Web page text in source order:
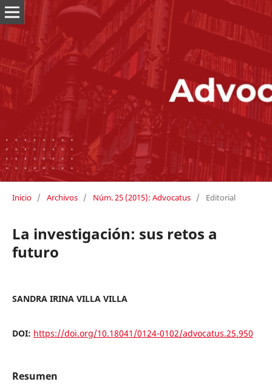
Inicio / Archivos / Núm. 25 (2015): Advocatus / Editorial
La investigación: sus retos a
futuro
SANDRA IRINA VILLA VILLA
DOI: https://doi.org/10.18041/0124-0102/advocatus.25.950
Resumen